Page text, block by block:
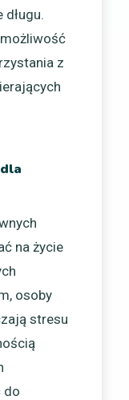
z
na życie
osoby
stresu
do